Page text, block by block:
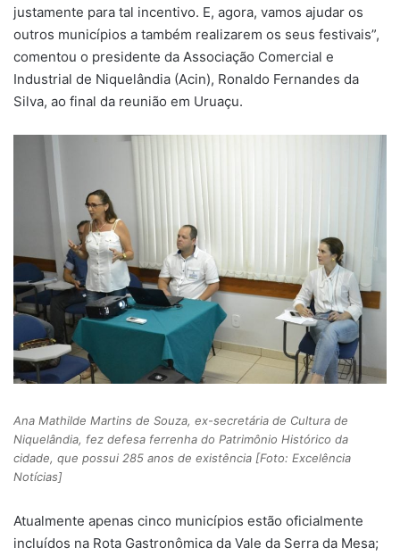
justamente para tal incentivo. E, agora, vamos ajudar os
outros municípios a também realizarem os seus festivais”,
comentou o presidente da Associação Comercial e
Industrial de Niquelândia (Acin), Ronaldo Fernandes da
Silva, ao final da reunião em Uruaçu.
Ana Mathilde Martins de Souza, ex-secretária de Cultura de
Niquelândia, fez defesa ferrenha do Patrimônio Histórico da
cidade, que possui 285 anos de existência [Foto: Excelência
Notícias]
Atualmente apenas cinco municípios estão oficialmente
incluídos na Rota Gastronômica da Vale da Serra da Mesa;